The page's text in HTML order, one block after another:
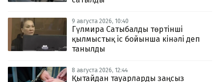
9 августа 2026, 10:40
Гүлмира Сатыбалды төртінші
қылмыстық іс бойынша кінәлі деп
танылды
8 августа 2026, 12:44
Қытайдан тауарларды заңсыз